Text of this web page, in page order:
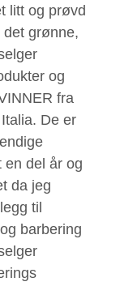
litt og prøvd
grønne,
og
fra
De er
da jeg
til
barbering